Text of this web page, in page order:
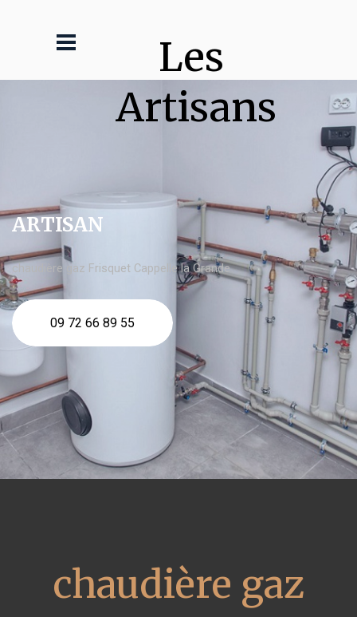
Les
Artisans
ARTISAN
chaudière gaz Frisquet Cappelle la Grande
09 72 66 89 55
chaudière gaz